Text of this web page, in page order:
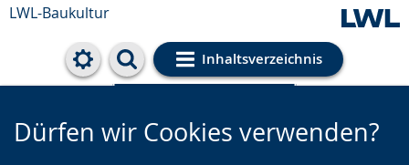
LWL-Baukultur
Inhaltsverzeichnis
Cookie-Einstellungen
Dürfen wir Cookies verwenden?